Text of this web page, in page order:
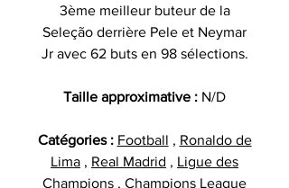
3ème meilleur buteur de la
Seleção derrière Pele et Neymar
Jr avec 62 buts en 98 sélections.
Taille approximative : N/D
Catégories : Football , Ronaldo de
Lima , Real Madrid , Ligue des
Champions , Champions League